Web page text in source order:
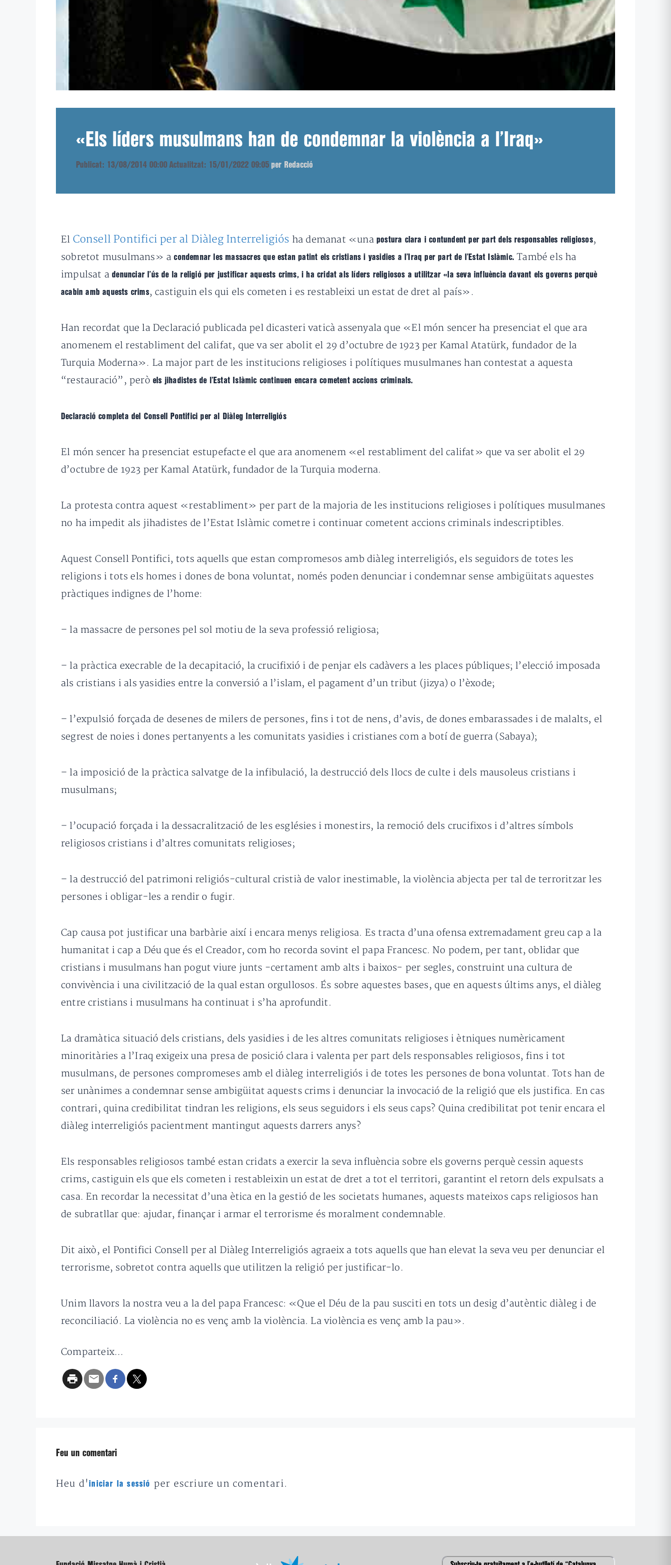
«Els líders musulmans han de condemnar la violència a l’Iraq»
Publicat: 13/08/2014 00:00 Actualitzat: 15/01/2022 09:05 per Redacció
El Consell Pontifici per al Diàleg Interreligiós ha demanat «unapostura clara i contundent per part dels responsables religiosos,
sobretot musulmans» acondemnar les massacres que estan patint els cristians i yasidies a l’Iraq per part de l’Estat Islàmic. També els ha
impulsat adenunciar l’ús de la religió per justificar aquests crims, i ha cridat als líders religiosos a utilitzar «la seva influència davant els governs perquè
acabin amb aquests crims, castiguin els qui els cometen i es restableixi un estat de dret al país».
Han recordat que la Declaració publicada pel dicasteri vaticà assenyala que «El món sencer ha presenciat el que ara
anomenem el restabliment del califat, que va ser abolit el 29 d’octubre de 1923 per Kamal Atatürk, fundador de la
Turquia Moderna». La major part de les institucions religioses i polítiques musulmanes han contestat a aquesta
“restauració”, però els jihadistes de l’Estat Islàmic continuen encara cometent accions criminals.
Declaració completa del Consell Pontifici per al Diàleg Interreligiós
El món sencer ha presenciat estupefacte el que ara anomenem «el restabliment del califat» que va ser abolit el 29
d’octubre de 1923 per Kamal Atatürk, fundador de la Turquia moderna.
La protesta contra aquest «restabliment» per part de la majoria de les institucions religioses i polítiques musulmanes
no ha impedit als jihadistes de l’Estat Islàmic cometre i continuar cometent accions criminals indescriptibles.
Aquest Consell Pontifici, tots aquells que estan compromesos amb diàleg interreligiós, els seguidors de totes les
religions i tots els homes i dones de bona voluntat, només poden denunciar i condemnar sense ambigüitats aquestes
pràctiques indignes de l’home:
– la massacre de persones pel sol motiu de la seva professió religiosa;
– la pràctica execrable de la decapitació, la crucifixió i de penjar els cadàvers a les places públiques; l’elecció imposada
als cristians i als yasidies entre la conversió a l’islam, el pagament d’un tribut (jizya) o l’èxode;
– l’expulsió forçada de desenes de milers de persones, fins i tot de nens, d’avis, de dones embarassades i de malalts, el
segrest de noies i dones pertanyents a les comunitats yasidies i cristianes com a botí de guerra (Sabaya);
– la imposició de la pràctica salvatge de la infibulació, la destrucció dels llocs de culte i dels mausoleus cristians i
musulmans;
– l’ocupació forçada i la dessacralització de les esglésies i monestirs, la remoció dels crucifixos i d’altres símbols
religiosos cristians i d’altres comunitats religioses;
– la destrucció del patrimoni religiós-cultural cristià de valor inestimable, la violència abjecta per tal de terroritzar les
persones i obligar-les a rendir o fugir.
Cap causa pot justificar una barbàrie així i encara menys religiosa. Es tracta d’una ofensa extremadament greu cap a la
humanitat i cap a Déu que és el Creador, com ho recorda sovint el papa Francesc. No podem, per tant, oblidar que
cristians i musulmans han pogut viure junts -certament amb alts i baixos- per segles, construint una cultura de
convivència i una civilització de la qual estan orgullosos. És sobre aquestes bases, que en aquests últims anys, el diàleg
entre cristians i musulmans ha continuat i s’ha aprofundit.
La dramàtica situació dels cristians, dels yasidies i de les altres comunitats religioses i ètniques numèricament
minoritàries a l’Iraq exigeix una presa de posició clara i valenta per part dels responsables religiosos, fins i tot
musulmans, de persones compromeses amb el diàleg interreligiós i de totes les persones de bona voluntat. Tots han de
ser unànimes a condemnar sense ambigüitat aquests crims i denunciar la invocació de la religió que els justifica. En cas
contrari, quina credibilitat tindran les religions, els seus seguidors i els seus caps? Quina credibilitat pot tenir encara el
diàleg interreligiós pacientment mantingut aquests darrers anys?
Els responsables religiosos també estan cridats a exercir la seva influència sobre els governs perquè cessin aquests
crims, castiguin els que els cometen i restableixin un estat de dret a tot el territori, garantint el retorn dels expulsats a
casa. En recordar la necessitat d’una ètica en la gestió de les societats humanes, aquests mateixos caps religiosos han
de subratllar que: ajudar, finançar i armar el terrorisme és moralment condemnable.
Dit això, el Pontifici Consell per al Diàleg Interreligiós agraeix a tots aquells que han elevat la seva veu per denunciar el
terrorisme, sobretot contra aquells que utilitzen la religió per justificar-lo.
Unim llavors la nostra veu a la del papa Francesc: «Que el Déu de la pau susciti en tots un desig d’autèntic diàleg i de
reconciliació. La violència no es venç amb la violència. La violència es venç amb la pau».
Comparteix...
Feu un comentari
Heu d'iniciar la sessió per escriure un comentari.